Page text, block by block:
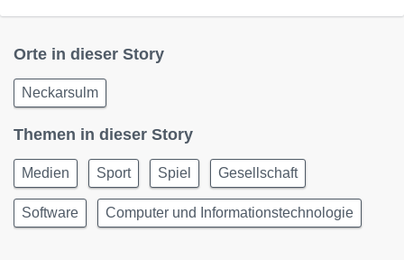
Orte in dieser Story
Neckarsulm
Themen in dieser Story
Medien Sport Spiel Gesellschaft
Software Computer und Informationstechnologie